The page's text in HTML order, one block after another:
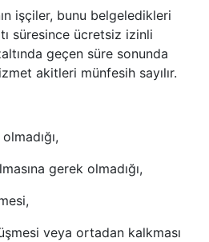
işçiler, bunu belgeledikleri
süresince ücretsiz izinli
geçen süre sonunda
akitleri münfesih sayılır.
gerek olmadığı,
veya ortadan kalkması